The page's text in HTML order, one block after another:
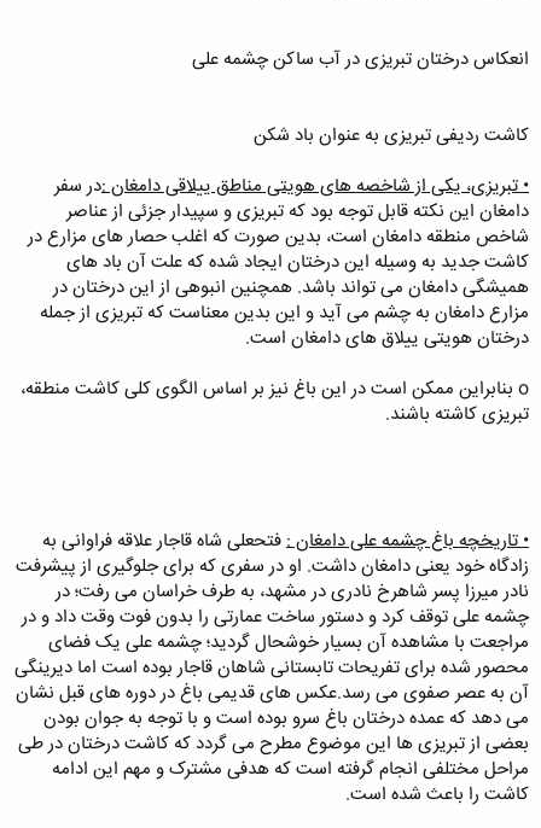
انعکاس درختان تبریزی در آب ساکن چشمه علی
کاشت ردیفی تبریزی به عنوان باد شکن
• تبریزی، یکی از شاخصه های هویتی مناطق ییلاقی دامغان :در سفر
دامغان این نکته قابل توجه بود که تبریزی و سپیدار جزئی از عناصر
شاخص منطقه دامغان است، بدین صورت که اغلب حصار های مزارع در
کاشت جدید به وسیله این درختان ایجاد شده که علت آن باد های
همیشگی دامغان می تواند باشد. همچنین انبوهی از این درختان در
مزارع دامغان به چشم می آید و این بدین معناست که تبریزی از جمله
درختان هویتی ییلاق های دامغان است.
o بنابراین ممکن است در این باغ نیز بر اساس الگوی کلی کاشت منطقه،
تبریزی کاشته باشند.
• تاریخچه باغ چشمه علی دامغان :فتحعلی شاه قاجار علاقه فراوانی به
زادگاه خود یعنی دامغان داشت. او در سفری که برای جلوگیری از پیشرفت
نادر میرزا پسر شاهرخ نادری در مشهد، به طرف خراسان می رفت؛ در
چشمه علی توقف کرد و دستور ساخت عمارتی را بدون فوت وقت داد و در
مراجعت با مشاهده آن بسیار خوشحال گردید؛ چشمه علی یک فضای
محصور شده برای تفریحات تابستانی شاهان قاجار بوده است اما دیرینگی
آن به عصر صفوی می رسد.عکس های قدیمی باغ در دوره های قبل نشان
می دهد که عمده درختان باغ سرو بوده است و با توجه به جوان بودن
بعضی از تبریزی ها این موضوع مطرح می گردد که کاشت درختان در طی
مراحل مختلفی انجام گرفته است که هدفی مشترک و مهم این ادامه
کاشت را باعث شده است.